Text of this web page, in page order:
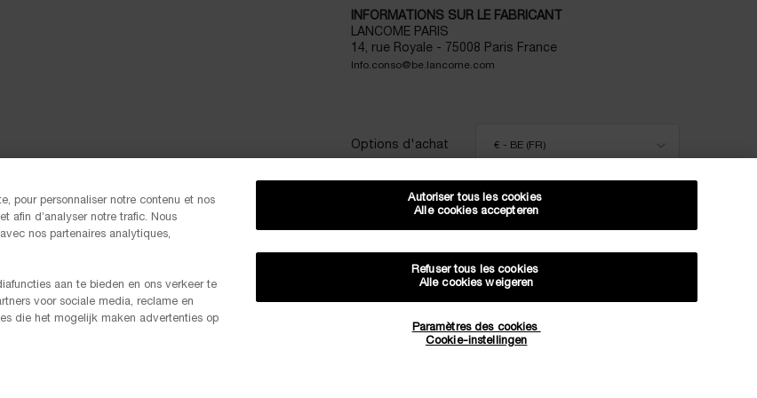
INFORMATIONS SUR LE FABRICANT
LANCOME PARIS
14, rue Royale - 75008 Paris France
Info.conso@be.lancome.com
Options d'achat € - BE (FR)
Conditions générales de vente
Contactez-nous
Évaluations et avis
Livraison et retours
Gestion des Cookies
pour personnaliser notre contenu et nos
afin d’analyser notre trafic. Nous
nos partenaires analytiques,
aan te bieden en ons verkeer te
voor sociale media, reclame en
die het mogelijk maken advertenties op
Paramètres des cookies
Cookie-instellingen
Refuser tous les cookies
Alle cookies weigeren
Autoriser tous les cookies
Alle cookies accepteren